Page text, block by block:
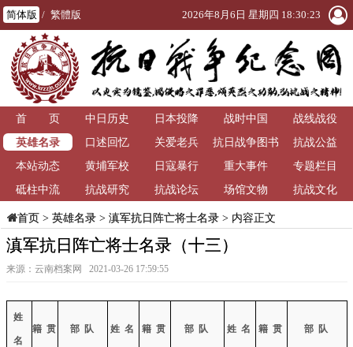
简体版 / 繁體版 2026年8月6日 星期四 18:30:24
首 页 中日历史 日本投降 战时中国
战线战役
英雄名录
口述回忆 关爱老兵
抗日战争图书
馆
抗战公益
本站动态
黄埔军校 日寇暴行 重大事件
专题栏目
砥柱中流
抗战研究 抗战论坛 场馆文物 抗战文化
首页> 英雄名录> 滇军抗日阵亡将士名录> 内容正文
滇军抗日阵亡将士名录（十三）
来源：云南档案网 2021-03-26 17:59:55
姓
名
籍 贯 部 队 姓 名 籍 贯 部 队 姓 名 籍 贯 部 队